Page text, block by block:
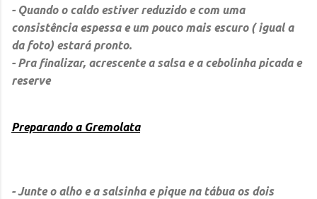
- Quando o caldo estiver reduzido e com uma
consistência espessa e um pouco mais escuro ( igual a
da foto) estará pronto.
- Pra finalizar, acrescente a salsa e a cebolinha picada e
reserve
Preparando a Gremolata
- Junte o alho e a salsinha e pique na tábua os dois